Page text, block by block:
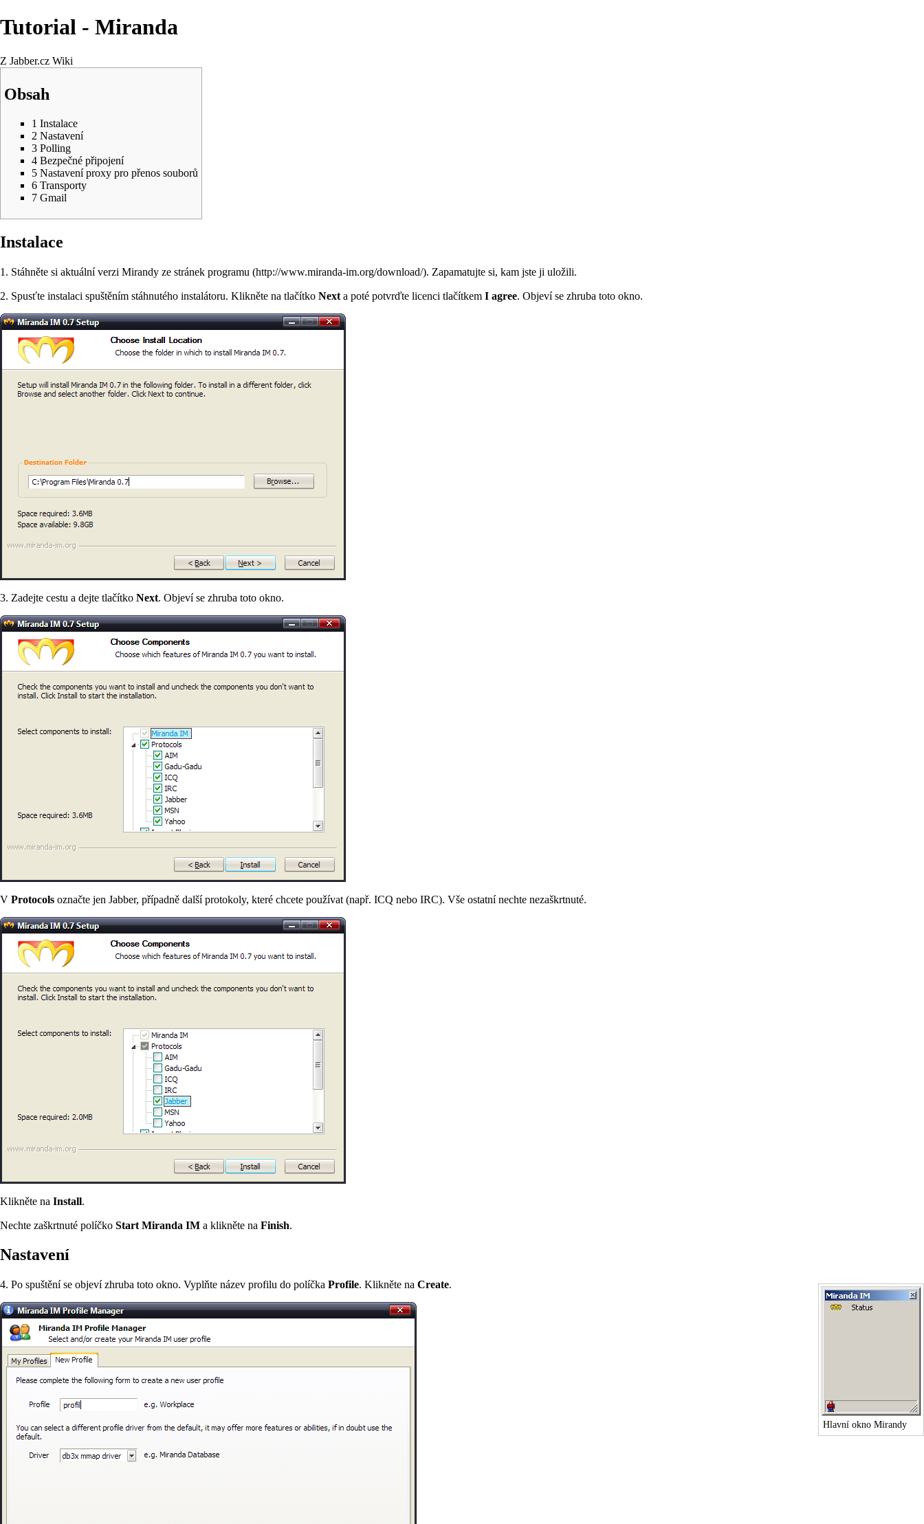
Tutorial - Miranda
Z Jabber.cz Wiki
Obsah
1 Instalace
2 Nastavení
3 Polling
4 Bezpečné připojení
5 Nastavení proxy pro přenos souborů
6 Transporty
7 Gmail
Instalace
1. Stáhněte si aktuální verzi Mirandy ze stránek programu . Zapamatujte si, kam jste ji uložili.
2. Spusťte instalaci spuštěním stáhnutého instalátoru. Klikněte na tlačítko Next a poté potvrďte licenci tlačítkem I agree. Objeví se zhruba toto okno.
3. Zadejte cestu a dejte tlačítko Next. Objeví se zhruba toto okno.
V Protocols označte jen Jabber, případně dalšíprotokoly, které chcete používat (např. ICQ nebo IRC). Vše ostatní nechte nezaškrtnuté.
Klikněte na Install.
Nechte zaškrtnuté políčko Start Miranda IM a klikněte na Finish.
Nastavení
Hlavní okno Mirandy
4. Po spuštění se objeví zhruba toto okno. Vyplňte název profilu do políčka Profile. Klikněte na Create.